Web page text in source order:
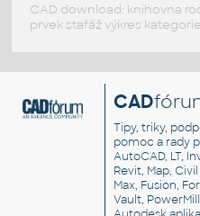
CAD download: knihovna
prvek stafáž výkres
CAD
Tipy, triky,
pomoc a rady
AutoCAD, LT,
Revit, Map, Civil
Max, Fusion,
Vault,